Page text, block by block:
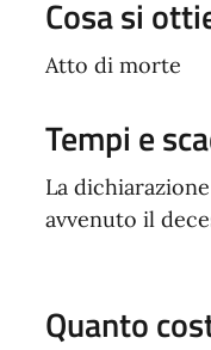
Cosa si
Atto di morte
Tempi e
La
avvenuto il
Quanto